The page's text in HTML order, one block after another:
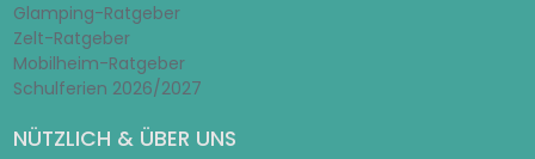
Glamping-Ratgeber
Zelt-Ratgeber
Mobilheim-Ratgeber
Schulferien 2026/2027
NÜTZLICH & ÜBER UNS